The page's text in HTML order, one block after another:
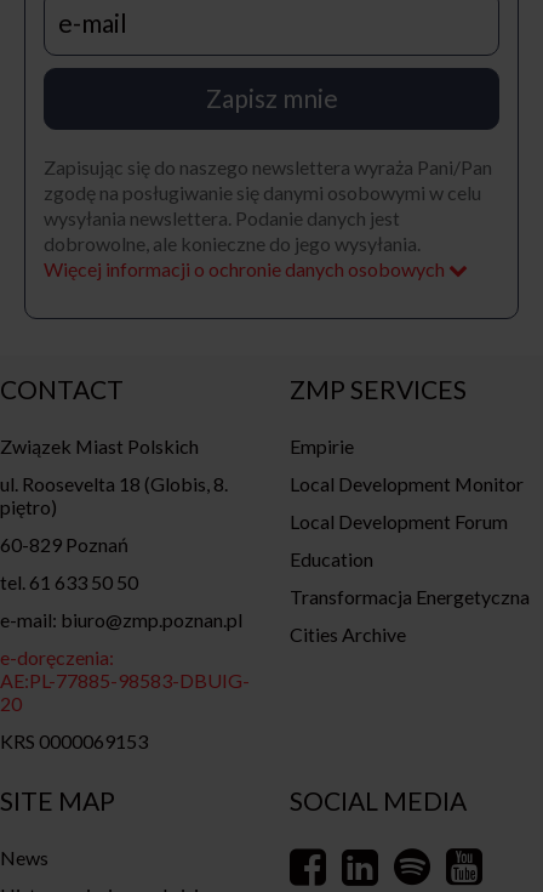
Zapisz mnie
Zapisując się do naszego newslettera wyraża Pani/Pan
zgodę na posługiwanie się danymi osobowymi w celu
wysyłania newslettera. Podanie danych jest
dobrowolne, ale konieczne do jego wysyłania.
Więcej informacji o ochronie danych osobowych
SITE MAP
News
CONTACT
Związek Miast Polskich
ul. Roosevelta 18 (Globis, 8.
piętro)
60-829 Poznań
tel. 61 633 50 50
e-mail: biuro@zmp.poznan.pl
e-doręczenia:
AE:PL-77885-98583-DBUIG-
20
KRS 0000069153
ZMP SERVICES
Empirie
Local Development Monitor
Local Development Forum
Education
Transformacja Energetyczna
Cities Archive
SOCIAL MEDIA